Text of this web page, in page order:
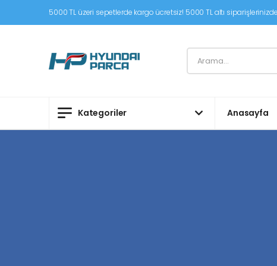
5000 TL üzeri sepetlerde kargo ücretsiz! 5000 TL altı
Kategoriler Anasayfa